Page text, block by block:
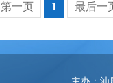
第一页 1 最后一